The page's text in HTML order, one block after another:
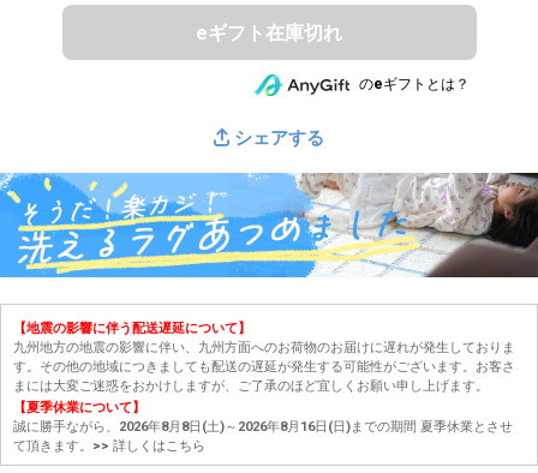
eギフト在庫切れ
のeギフトとは？
シェアする
【地震の影響に伴う配送遅延について】
九州地方の地震の影響に伴い、九州方面へのお荷物のお届けに遅れが発生しておりま
す。その他の地域につきましても配送の遅延が発生する可能性がございます。お客さ
まには大変ご迷惑をおかけしますが、ご了承のほど宜しくお願い申し上げます。
【夏季休業について】
誠に勝手ながら、2026年8月8日(土)～2026年8月16日(日)までの期間 夏季休業とさせ
て頂きます。 >> 詳しくはこちら